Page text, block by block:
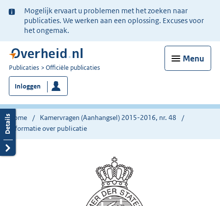
Ter
informatie:
Mogelijk ervaart u problemen met het zoeken naar
publicaties. We werken aan een oplossing. Excuses voor
het ongemak.
Menu
U
bent
nu
hier:
Publicaties Officiële publicaties
Inloggen
Home
Kamervragen (Aanhangsel) 2015-2016, nr. 48
Informatie over publicatie